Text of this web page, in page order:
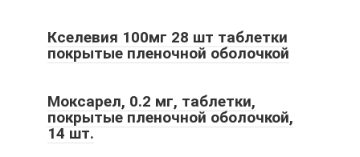
Кселевия 100мг 28 шт таблетки
покрытые пленочной оболочкой
Моксарел, 0.2 мг, таблетки,
покрытые пленочной оболочкой,
14 шт.